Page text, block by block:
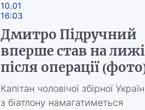
10.01
16:03
Дмитро Підручний
вперше став на лижі
після операції
Капітан чоловічої збірної
з біатлону намагатиметься